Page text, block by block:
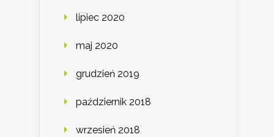
lipiec 2020
maj 2020
grudzień 2019
październik 2018
wrzesień 2018